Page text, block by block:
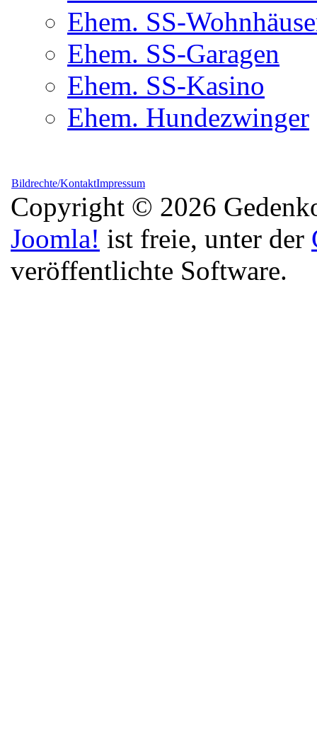
Ehem. SS-
Ehem. SS-Garagen
Ehem. SS-Kasino
Ehem. Hundezwinger
Bildrechte/KontaktImpressum
Copyright © 2026
Joomla! ist freie, unter der
veröffentlichte Software.